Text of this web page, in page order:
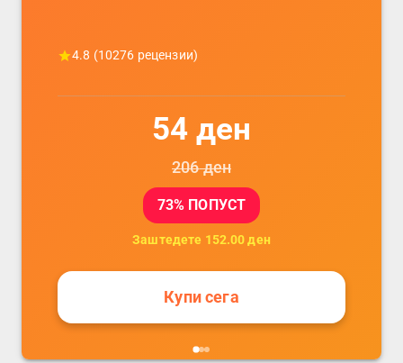
4.8 (10276 рецензии)
54 ден
206ден
73% ПОПУСТ
Заштедете 152.00 ден
Купи сега